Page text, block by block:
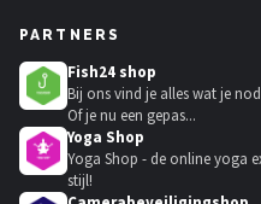
PARTNERS
Fish24 shop
Bij ons vind je alles wat je
Of je nu een gepas...
Yoga Shop
Yoga Shop - de online yoga
stijl!